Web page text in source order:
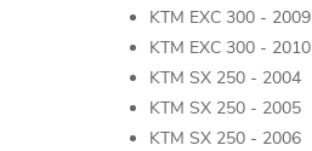
KTM EXC 300 - 2009
KTM EXC 300 - 2010
KTM SX 250 - 2004
KTM SX 250 - 2005
KTM SX 250 - 2006